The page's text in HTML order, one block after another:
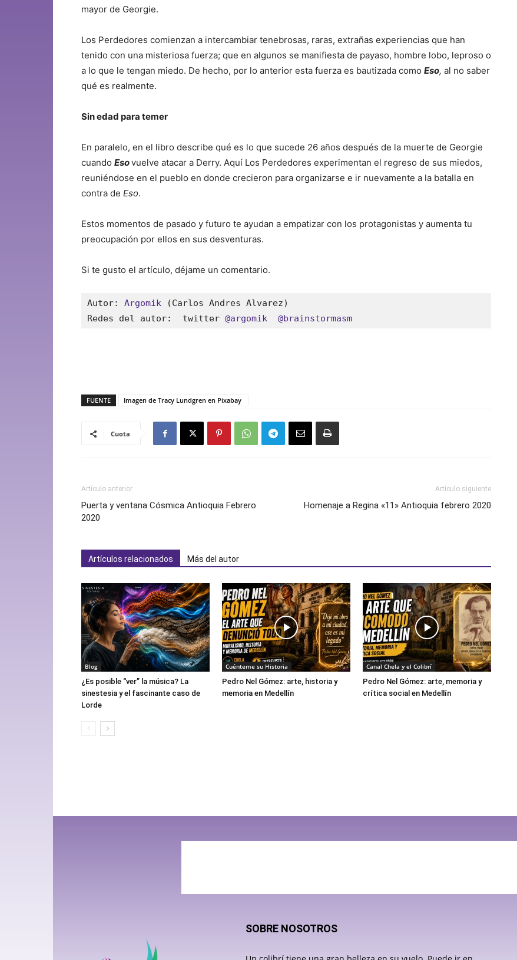
mayor de Georgie.
Los Perdedores comienzan a intercambiar tenebrosas, raras, extrañas experiencias que han
tenido con una misteriosa fuerza; que en algunos se manifiesta de payaso, hombre lobo, leproso o
a lo que le tengan miedo. De hecho, por lo anterior esta fuerza es bautizada como Eso, al no saber
qué es realmente.
Sin edad para temer
En paralelo, en el libro describe qué es lo que sucede 26 años después de la muerte de Georgie
cuando Esovuelve atacar a Derry. Aquí Los Perdedores experimentan el regreso de sus miedos,
reuniéndose en el pueblo en donde crecieron para organizarse e ir nuevamente a la batalla en
contra de Eso.
Estos momentos de pasado y futuro te ayudan a empatizar con los protagonistas y aumenta tu
preocupación por ellos en sus desventuras.
Si te gusto el artículo, déjame un comentario.
Autor: Argomik (Carlos Andres Alvarez)
Redes del autor:  twitter @argomik @brainstormasm
FUENTE Imagen de Tracy Lundgren en Pixabay
Cuota
Artículo anterior
Puerta y ventana Cósmica Antioquia Febrero
2020
Artículo siguiente
Homenaje a Regina «11» Antioquia febrero 2020
Artículos relacionados Más del autor
Blog
¿Es posible “ver” la música? La
sinestesia y el fascinante caso de
Lorde
Cuénteme su Historia
Pedro Nel Gómez: arte, historia y
memoria en Medellín
Canal Chela y el Colibrí
Pedro Nel Gómez: arte, memoria y
crítica social en Medellín
SOBRE NOSOTROS